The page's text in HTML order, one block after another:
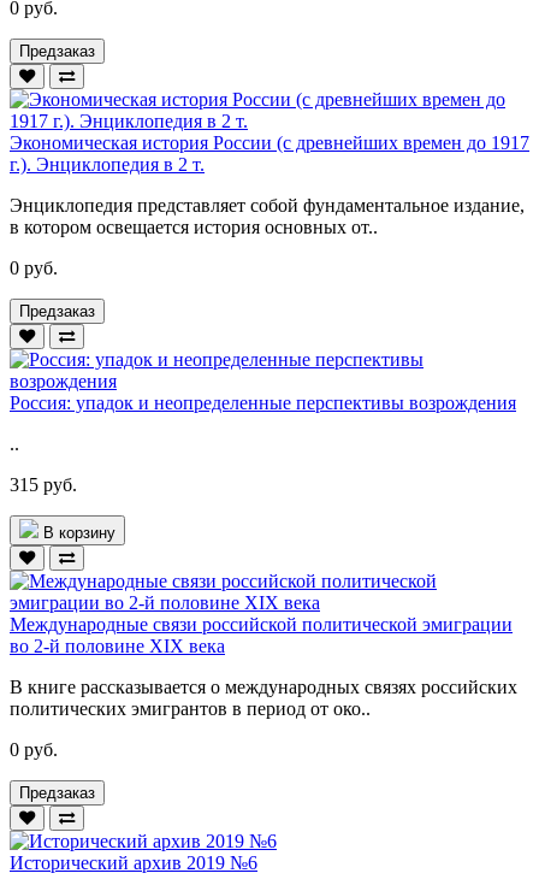
0 руб.
Предзаказ
Экономическая история России (с древнейших времен до 1917
г.). Энциклопедия в 2 т.
Энциклопедия представляет собой фундаментальное издание,
в котором освещается история основных от..
0 руб.
Предзаказ
Россия: упадок и неопределенные перспективы возрождения
..
315 руб.
В корзину
Международные связи российской политической эмиграции
во 2-й половине XIX века
В книге рассказывается о международных связях российских
политических эмигрантов в период от око..
0 руб.
Предзаказ
Исторический архив 2019 №6